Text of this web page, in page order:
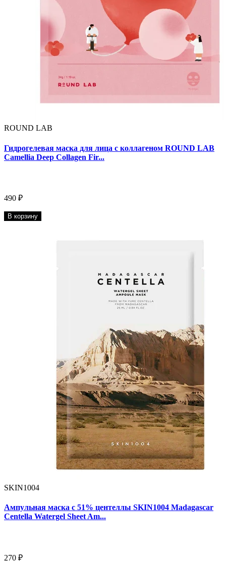
ROUND LAB
Гидрогелевая маска для лица с коллагеном ROUND LAB
Camellia Deep Collagen Fir...
490 ₽
В корзину
SKIN1004
Ампульная маска с 51% центеллы SKIN1004 Madagascar
Centella Watergel Sheet Am...
270 ₽